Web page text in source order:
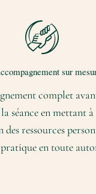
sur
complet
séance en mettant
ressources
en toute